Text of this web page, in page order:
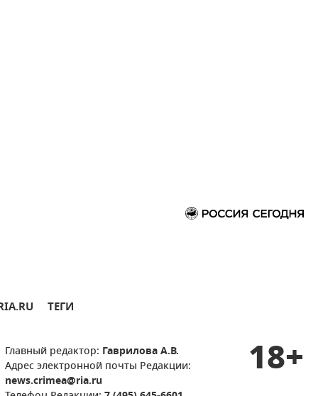
ТЕГИ
Главный редактор: Гаврилова А.В.
Адрес электронной почты Редакции:
news.crimea@ria.ru
18+